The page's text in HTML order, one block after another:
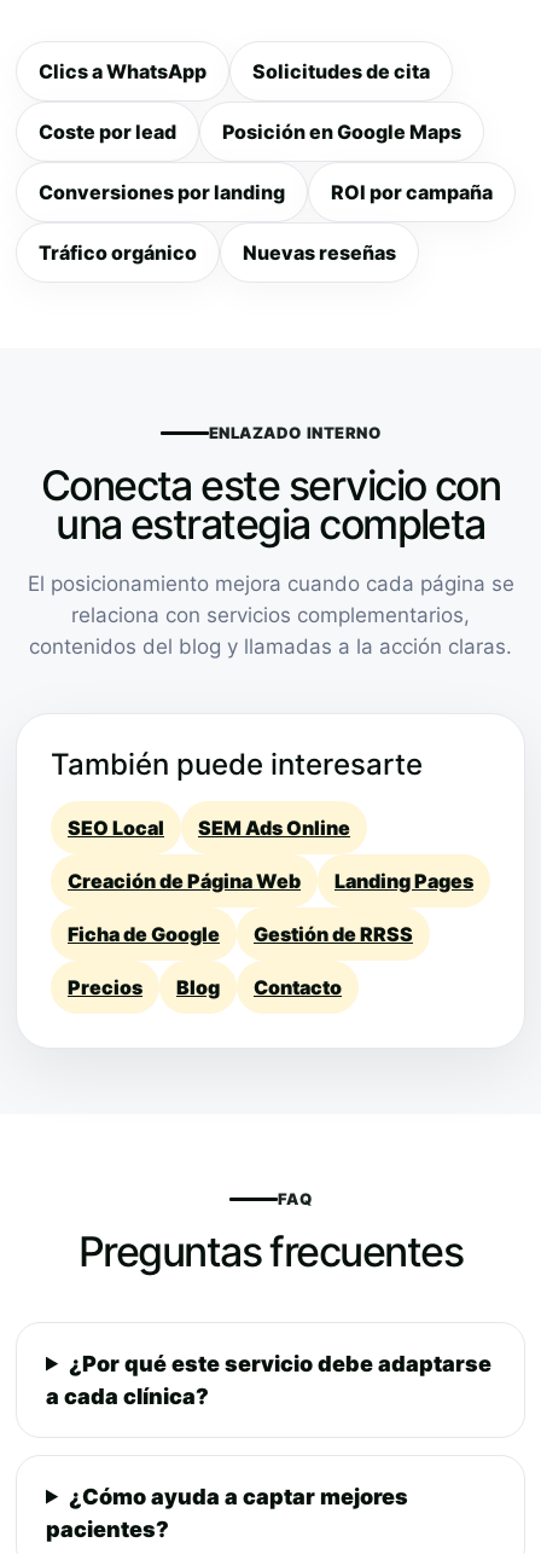
Clics a WhatsApp Solicitudes de cita
Coste por lead Posición en Google Maps
Conversiones por landing ROI por campaña
Tráfico orgánico Nuevas reseñas
ENLAZADO INTERNO
Conecta este servicio con
una estrategia completa
El posicionamiento mejora cuando cada página se
relaciona con servicios complementarios,
contenidos del blog y llamadas a la acción claras.
También puede interesarte
SEO Local SEM Ads Online
Creación de Página Web Landing Pages
Ficha de Google Gestión de RRSS
Precios Blog Contacto
FAQ
Preguntas frecuentes
¿Por qué este servicio debe adaptarse
a cada clínica?
¿Cómo ayuda a captar mejores
pacientes?